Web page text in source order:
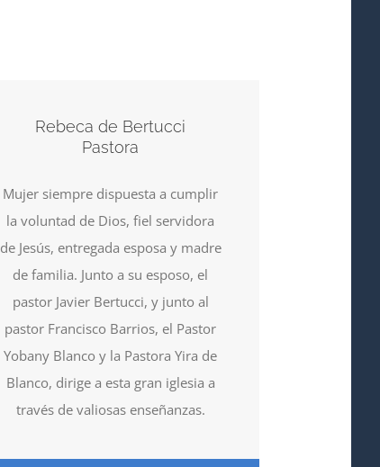
Rebeca de Bertucci
Pastora
Mujer siempre dispuesta a cumplir
la voluntad de Dios, fiel servidora
de Jesús, entregada esposa y madre
de familia. Junto a su esposo, el
pastor Javier Bertucci, y junto al
pastor Francisco Barrios, el Pastor
Yobany Blanco y la Pastora Yira de
Blanco, dirige a esta gran iglesia a
través de valiosas enseñanzas.